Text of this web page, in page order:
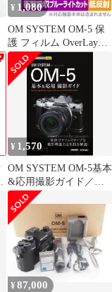
¥ 1,080
OM SYSTEM OM-5 保
護 フィルム OverLay
Absorber 低反射 for オ
リンパス OM SYSTEM
OM5 衝撃吸収 反射防
止 ブルーライトカット
¥ 1,570
OM SYSTEM OM-5基本
&応用撮影ガイド／中
村貴史
¥87,000